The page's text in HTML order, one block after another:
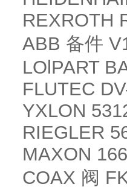
REXROTH
ABB 备件
LOlPART
FLUTEC
YXLON
RIEGLER
MAXON
COAX 阀